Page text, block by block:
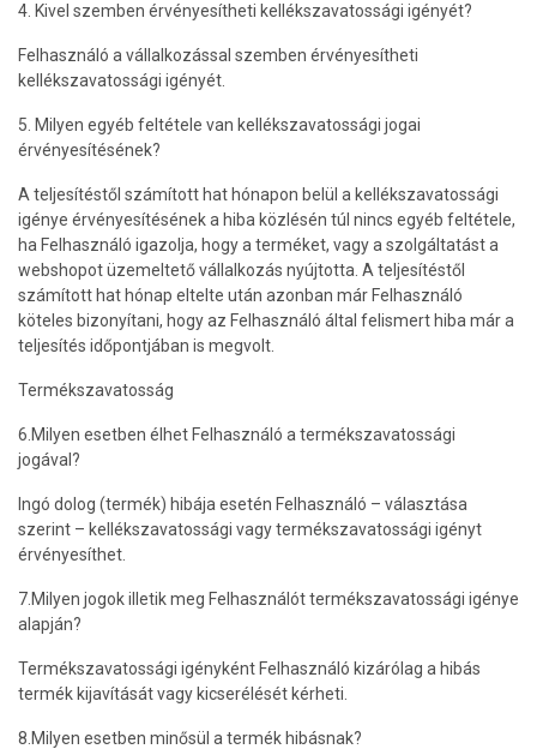
4. Kivel szemben érvényesítheti kellékszavatossági igényét?
Felhasználó a vállalkozással szemben érvényesítheti
kellékszavatossági igényét.
5. Milyen egyéb feltétele van kellékszavatossági jogai
érvényesítésének?
A teljesítéstől számított hat hónapon belül a kellékszavatossági
igénye érvényesítésének a hiba közlésén túl nincs egyéb feltétele,
ha Felhasználó igazolja, hogy a terméket, vagy a szolgáltatást a
webshopot üzemeltető vállalkozás nyújtotta. A teljesítéstől
számított hat hónap eltelte után azonban már Felhasználó
köteles bizonyítani, hogy az Felhasználó által felismert hiba már a
teljesítés időpontjában is megvolt.
Termékszavatosság
6.Milyen esetben élhet Felhasználó a termékszavatossági
jogával?
Ingó dolog (termék) hibája esetén Felhasználó – választása
szerint – kellékszavatossági vagy termékszavatossági igényt
érvényesíthet.
7.Milyen jogok illetik meg Felhasználót termékszavatossági igénye
alapján?
Termékszavatossági igényként Felhasználó kizárólag a hibás
termék kijavítását vagy kicserélését kérheti.
8.Milyen esetben minősül a termék hibásnak?